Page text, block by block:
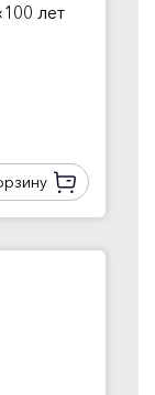
лет